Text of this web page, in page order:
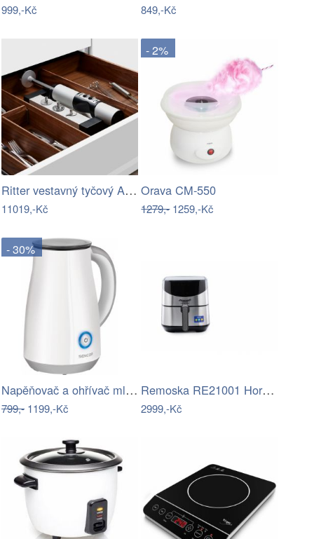
999,-Kč 849,-Kč
Ritter vestavný tyčový AKU Mixér BHB 50
11019,-Kč
- 2%
Orava CM-550
1279,-1259,-Kč
- 30%
Napěňovač a ohřívač mléka SENCOR
799,- 1199,-Kč
Remoska RE21001 Horkovzdušná fritéza 5…
2999,-Kč